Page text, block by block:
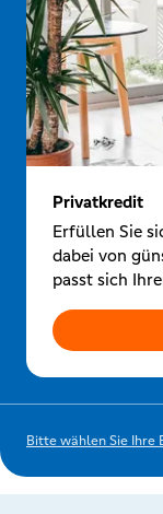
Privatkredit
Erfüllen Sie
dabei von
passt sich
Bitte wählen Sie Ihre